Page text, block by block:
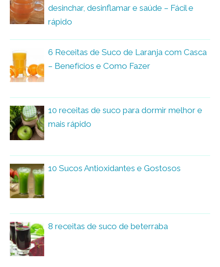
desinchar, desinflamar e saúde – Fácil e
rápido
6 Receitas de Suco de Laranja com Casca
– Benefícios e Como Fazer
10 receitas de suco para dormir melhor e
mais rápido
10 Sucos Antioxidantes e Gostosos
8 receitas de suco de beterraba